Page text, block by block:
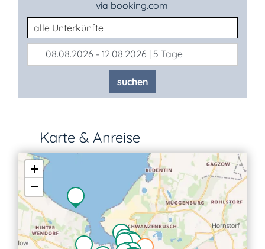
via booking.com
Unterkunftsart
08.08.2026 - 12.08.2026 | 5 Tage
suchen
Karte & Anreise
+
−